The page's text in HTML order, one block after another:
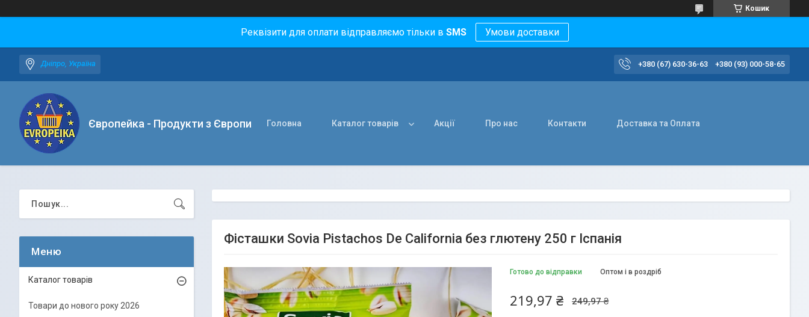
Кошик
Реквізити для оплати відправляємо тільки в SMS Умови доставки
Дніпро, Україна +380 (67) 630-36-63 +380 (93) 000-58-65
Європейка - Продукти з Європи Головна Каталог товарів Акції Про нас Контакти Доставка та Оплата
Фісташки Sovia Pistachos De California без глютену 250 г Іспанія
Готово до відправки Оптом і в роздріб
249,97 ₴
219,97 ₴
Каталог товарів
Товари до нового року 2026